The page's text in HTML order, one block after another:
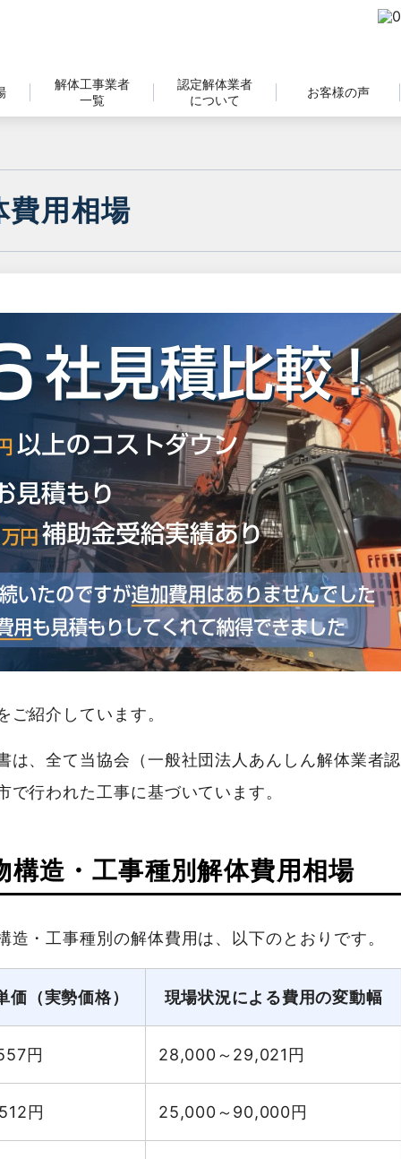
解体工事業者
一覧
認定解体業者
について
お客様の声
費用相場
紹介しています。
は、全て当協会（一般社団法人あんしん解体業者認
行われた工事に基づいています。
構造・工事種別解体費用相場
・工事種別の解体費用は、以下のとおりです。
価（実勢価格） 現場状況による費用の変動幅
円 28,000～29,021 円
円 25,000～90,000円